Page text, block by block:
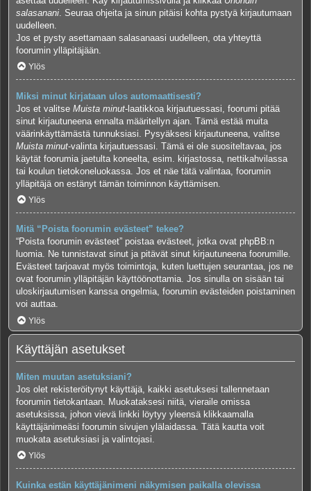
salasanani . Seuraa ohjeita ja sinun pitäisi kohta pystyä kirjautumaan
uudelleen.
Jos et pysty asettamaan salasanaasi uudelleen, ota yhteyttä
foorumin ylläpitäjään.
Ylös
Miksi minut kirjataan ulos automaattisesti?
Jos et valitse Muista minut-laatikkoa kirjautuessasi, foorumi pitää
sinut kirjautuneena ennalta määritellyn ajan. Tämä estää muita
väärinkäyttämästä tunnuksiasi. Pysyäksesi kirjautuneena, valitse
Muista minut-valinta kirjautuessasi. Tämä ei ole suositeltavaa, jos
käytät foorumia jaetulta koneelta, esim. kirjastossa, nettikahvilassa
tai koulun tietokoneluokassa. Jos et näe tätä valintaa, foorumin
ylläpitäjä on estänyt tämän toiminnon käyttämisen.
Ylös
Mitä “Poista foorumin evästeet” tekee?
“Poista foorumin evästeet” poistaa evästeet, jotka ovat phpBB:n
luomia. Ne tunnistavat sinut ja pitävät sinut kirjautuneena foorumille.
Evästeet tarjoavat myös toimintoja, kuten luettujen seurantaa, jos ne
ovat foorumin ylläpitäjän käyttöönottamia. Jos sinulla on sisään tai
uloskirjautumisen kanssa ongelmia, foorumin evästeiden poistaminen
voi auttaa.
Ylös
Käyttäjän asetukset
Miten muutan asetuksiani?
Jos olet rekisteröitynyt käyttäjä, kaikki asetuksesi tallennetaan
foorumin tietokantaan. Muokataksesi niitä, vieraile omissa
asetuksissa, johon vievä linkki löytyy yleensä klikkaamalla
käyttäjänimeäsi foorumin sivujen ylälaidassa. Tätä kautta voit
muokata asetuksiasi ja valintojasi.
Ylös
Kuinka estän käyttäjänimeni näkymisen paikalla olevissa